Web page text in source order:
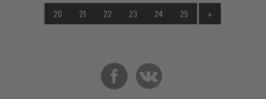
20 21 22 23 24 25 »